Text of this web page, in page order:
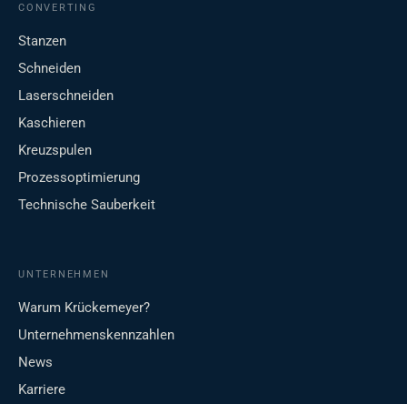
CONVERTING
Stanzen
Schneiden
Laserschneiden
Kaschieren
Kreuzspulen
Prozessoptimierung
Technische Sauberkeit
UNTERNEHMEN
Warum Krückemeyer?
Unternehmenskennzahlen
News
Karriere